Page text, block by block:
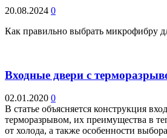
20.08.2024 0
Как правильно выбрать микрофибру
Входные двери с
02.01.2020 0
В статье объясняется конструкция
терморазрывом, их преимущества в
от холода, а также особенности